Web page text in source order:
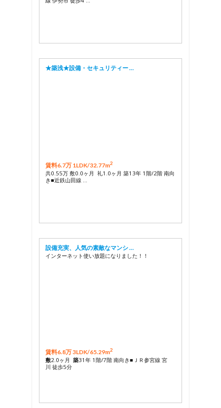
★築浅★設備・セキュリティー …
賃料6.7万 1LDK/32.77m2
共0.55万 敷0.0ヶ月 礼1.0ヶ月 築13年 1階/2階 南向
き■近鉄山田線 …
設備充実、人気の素敵なマンシ …
インターネット使い放題になりました！！
賃料6.8万 3LDK/65.29m2
敷2.0ヶ月 築31年 1階/7階 南向き■ＪＲ参宮線 宮
川 徒歩5分